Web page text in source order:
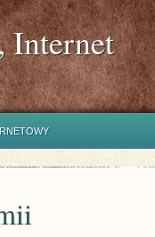
Internet